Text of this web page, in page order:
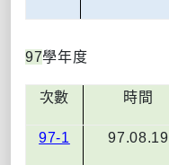
97學年度
次數 時間
97-1 97.08.19